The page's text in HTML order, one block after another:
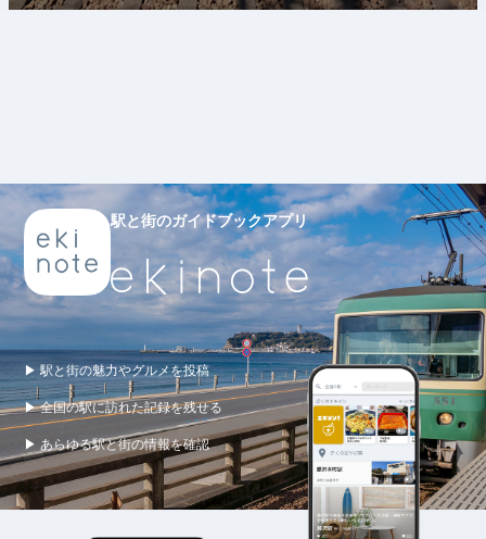
駅と街のガイドブックアプリ
▶ 駅と街の魅力やグルメを投稿
▶ 全国の駅に訪れた記録を残せる
▶ あらゆる駅と街の情報を確認